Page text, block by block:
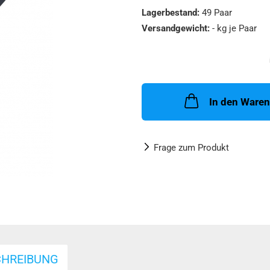
Lagerbestand: 49 Paar
Versandgewicht: - kg je Paar
In den
Frage zum Produkt